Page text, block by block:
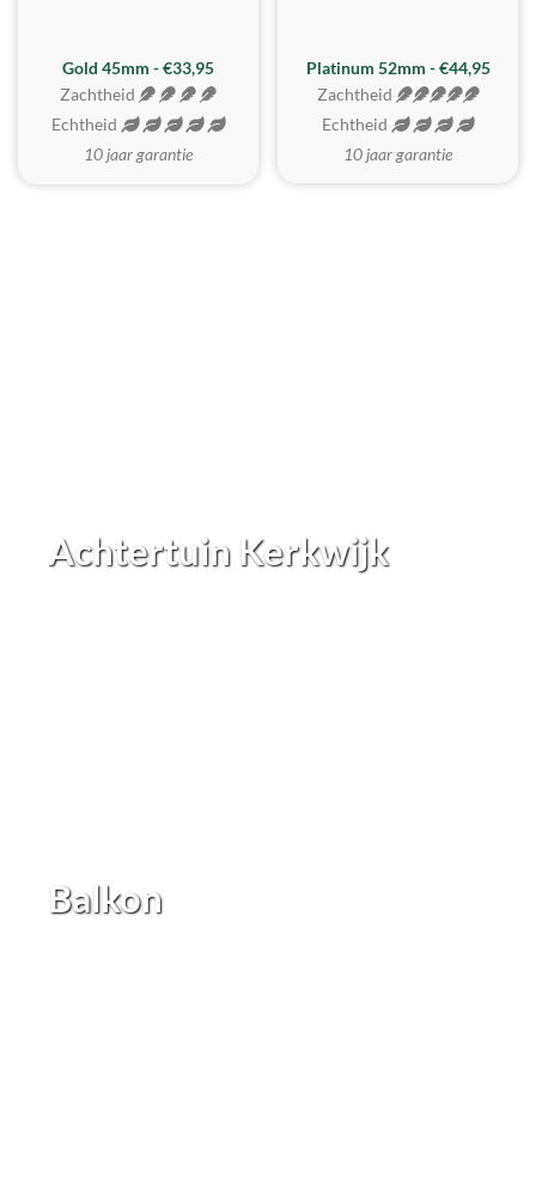
REALISTISCH
Gold 45mm - €33,95
Zachtheid
Echtheid
10 jaar garantie
ZACHTSTE
Platinum 52mm - €44,95
Zachtheid
Echtheid
10 jaar garantie
Achtertuin Kerkwijk
Balkon